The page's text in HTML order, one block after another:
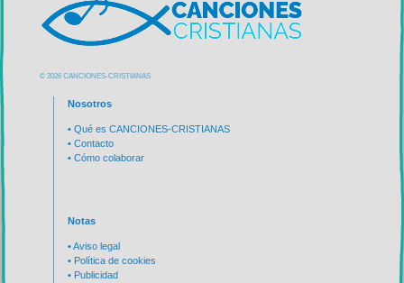
© 2026 CANCIONES-CRISTIANAS
Nosotros
• Qué es CANCIONES-CRISTIANAS
• Contacto
• Cómo colaborar
Notas
•Aviso legal
• Política de cookies
• Publicidad